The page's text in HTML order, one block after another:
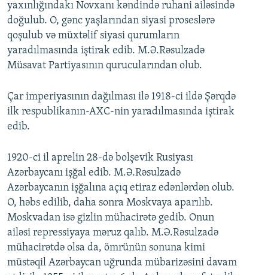
yaxınlığındakı Novxanı kəndində ruhani ailəsində
doğulub. O, gənc yaşlarından siyasi proseslərə
qoşulub və müxtəlif siyasi qurumların
yaradılmasında iştirak edib. M.Ə.Rəsulzadə
Müsavat Partiyasının qurucularından olub.
Çar imperiyasının dağılması ilə 1918-ci ildə Şərqdə
ilk respublikanın-AXC-nin yaradılmasında iştirak
edib.
1920-ci il aprelin 28-də bolşevik Rusiyası
Azərbaycanı işğal edib. M.Ə.Rəsulzadə
Azərbaycanın işğalına açıq etiraz edənlərdən olub.
O, həbs edilib, daha sonra Moskvaya aparılıb.
Moskvadan isə gizlin mühacirətə gedib. Onun
ailəsi repressiyaya məruz qalıb. M.Ə.Rəsulzadə
mühacirətdə olsa da, ömrünün sonuna kimi
müstəqil Azərbaycan uğrunda mübarizəsini davam